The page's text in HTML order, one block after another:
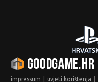
impressum uvjeti korištenja